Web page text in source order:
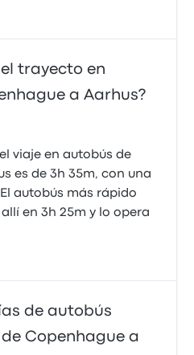
trayecto en
a Aarhus?
viaje en autobús de
es de 3h 35m, con una
autobús más rápido
en 3h 25m y lo opera
de autobús
Copenhague a